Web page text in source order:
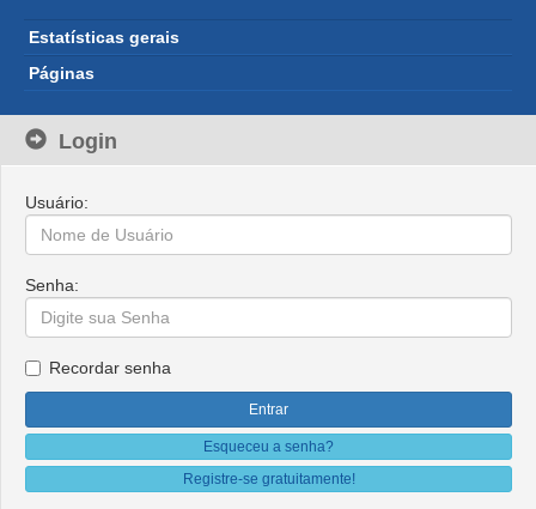
Estatísticas gerais
Páginas
Login
Usuário:
Senha:
Recordar senha
Esqueceu a senha?
Registre-se gratuitamente!